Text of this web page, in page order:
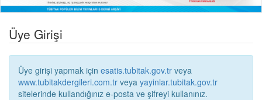
Üye Girişi
Üye girişi yapmak için esatis.tubitak.gov.tr veya
www.tubitakdergileri.com.tr veya yayinlar.tubitak.gov.tr
sitelerinde kullandığınız e-posta ve şifreyi kullanınız.